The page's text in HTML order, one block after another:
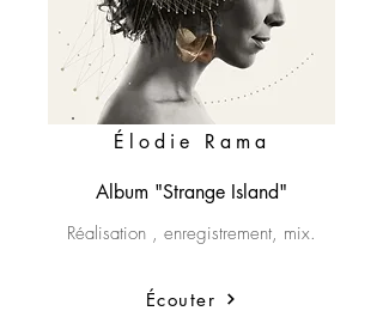
Élodie Rama
Album "Strange Island"
Réalisation , enregistrement, mix.
Écouter